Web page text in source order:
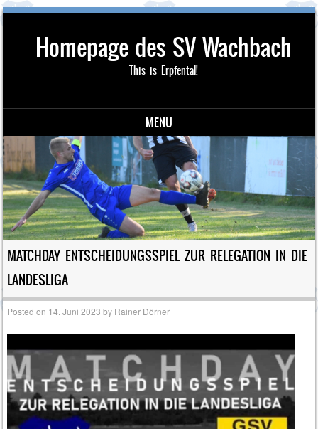
Homepage des SV Wachbach
This is Erpfental!
MENU
Skip to content
MATCHDAY ENTSCHEIDUNGSSPIEL ZUR RELEGATION IN DIE
LANDESLIGA
Posted on 14. Juni 2023 by Rainer Dörner